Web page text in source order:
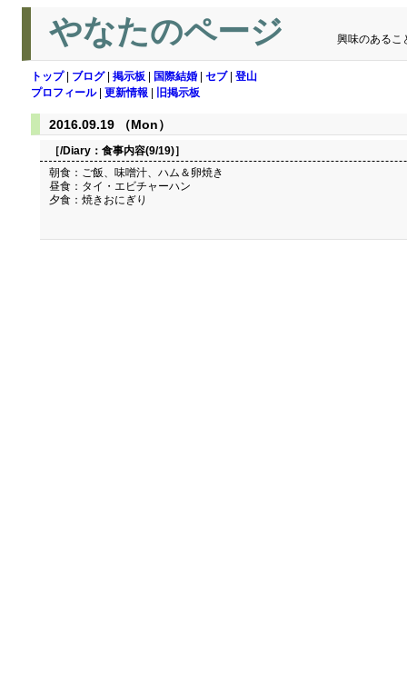
やなたのページ 興味のあるこ
トップ| ブログ| 掲示板 国際結婚 セブ| 登山
プロフィール| 更新情報 旧掲示板
2016.09.19 （Mon）
［/Diary： 食事内容(9/19)］
朝食：ご飯、味噌汁、ハム＆卵焼き
昼食：タイ・エビチャーハン
夕食：焼きおにぎり